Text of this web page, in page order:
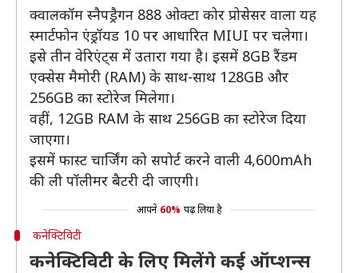
क्वालकॉम स्नैपड्रैगन 888 ओक्टा कोर प्रोसेसर वाला यह
स्मार्टफोन एंड्रॉयड 10 पर आधारित MIUI पर चलेगा।
इसे तीन वेरिएंट्स में उतारा गया है। इसमें 8GB रैंडम
एक्सेस मैमोरी (RAM) के साथ-साथ 128GB और
256GB का स्टोरेज मिलेगा।
वहीं, 12GB RAM के साथ 256GB का स्टोरेज दिया
जाएगा।
इसमें फास्ट चार्जिंग को सपोर्ट करने वाली 4,600mAh
की ली पॉलीमर बैटरी दी जाएगी।
आपने 60% पढ़ लिया है
कनेक्टिविटी
कनेक्टिविटी के लिए मिलेंगे कई ऑप्शन्स